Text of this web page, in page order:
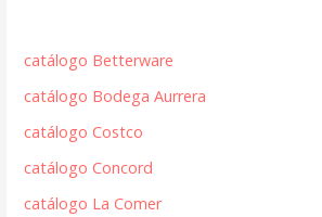
catálogo Betterware
catálogo Bodega Aurrera
catálogo Costco
catálogo Concord
catálogo La Comer